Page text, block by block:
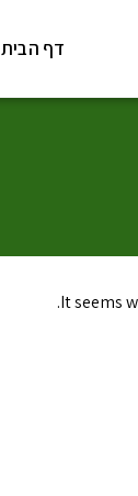
דף הבית
It seems